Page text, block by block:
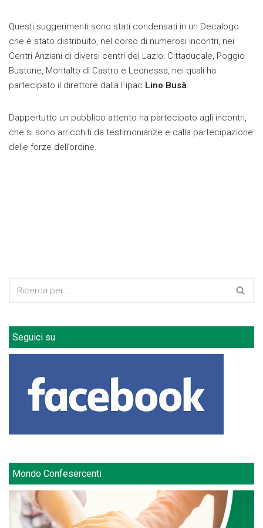
Questi suggerimenti sono stati condensati in un Decalogo
che è stato distribuito, nel corso di numerosi incontri, nei
Centri Anziani di diversi centri del Lazio: Cittaducale, Poggio
Bustone, Montalto di Castro e Leonessa, nei quali ha
partecipato il direttore dalla Fipac Lino Busà.
Dappertutto un pubblico attento ha partecipato agli incontri,
che si sono arricchiti da testimonianze e dalla partecipazione
delle forze dell’ordine.
Seguici su
Mondo Confesercenti